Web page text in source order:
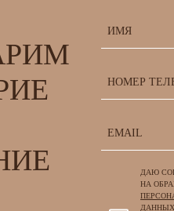
ДАЮ
НА
ДАННЫХ